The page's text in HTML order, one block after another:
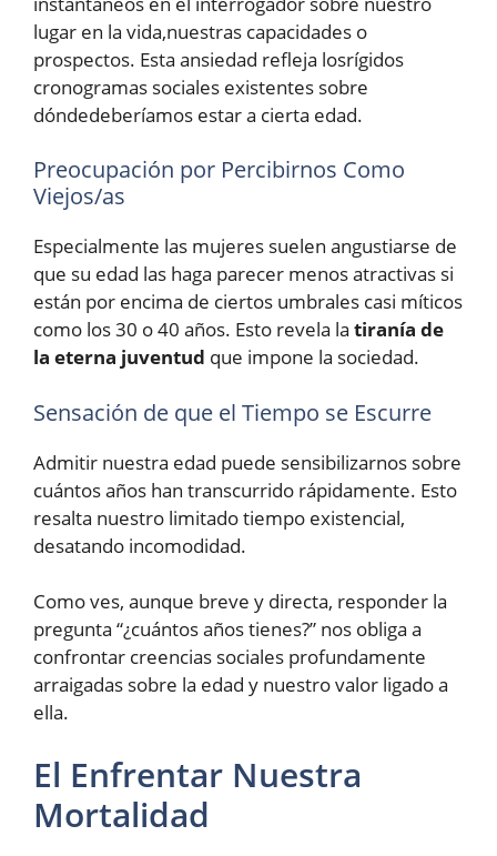
lugar en la vida,nuestras capacidades o
prospectos. Esta ansiedad refleja losrígidos
cronogramas sociales existentes sobre
dóndedeberíamos estar a cierta edad.
Preocupación por Percibirnos Como
Viejos/as
Especialmente las mujeres suelen angustiarse de
que su edad las haga parecer menos atractivas si
están por encima de ciertos umbrales casi míticos
como los 30 o 40 años. Esto revela la tiranía de
la eterna juventud que impone la sociedad.
Sensación de que el Tiempo se Escurre
Admitir nuestra edad puede sensibilizarnos sobre
cuántos años han transcurrido rápidamente. Esto
resalta nuestro limitado tiempo existencial,
desatando incomodidad.
Como ves, aunque breve y directa, responder la
pregunta “¿cuántos años tienes?” nos obliga a
confrontar creencias sociales profundamente
arraigadas sobre la edad y nuestro valor ligado a
ella.
El Enfrentar Nuestra
Mortalidad